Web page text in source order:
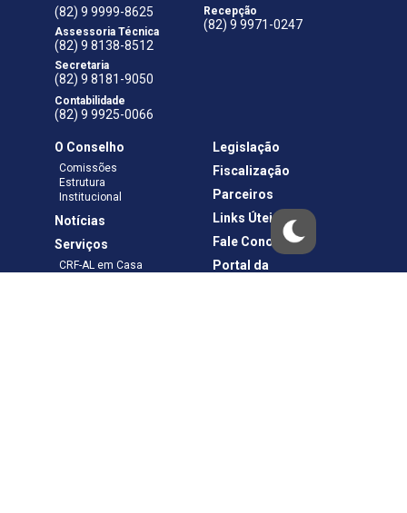
(82) 9 9999-8625
Assessoria Técnica
(82) 9 8138-8512
Secretaria
(82) 9 8181-9050
Contabilidade
(82) 9 9925-0066
Recepção
(82) 9 9971-0247
O Conselho
Comissões
Estrutura
Institucional
Notícias
Serviços
CRF-AL em Casa
Legislação
Fiscalização
Parceiros
Links Úteis
Fale Conosco
Portal da